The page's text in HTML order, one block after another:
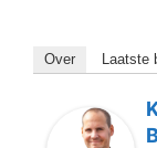
Over Laatste